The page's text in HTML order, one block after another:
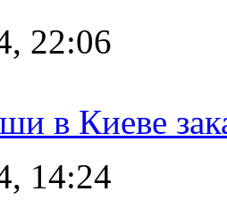
22:06
в Киеве
14:24